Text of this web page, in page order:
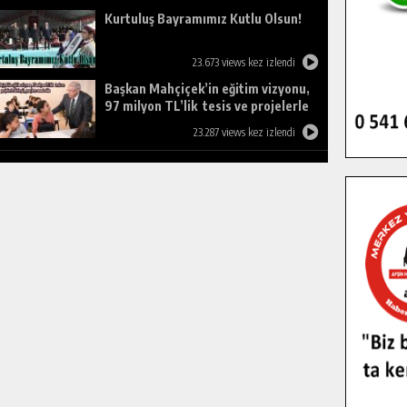
Kurtuluş Bayramımız Kutlu Olsun!
23.673 views kez izlendi
Başkan Mahçiçek’in eğitim vizyonu,
97 milyon TL’lik tesis ve projelerle
23.287 views kez izlendi